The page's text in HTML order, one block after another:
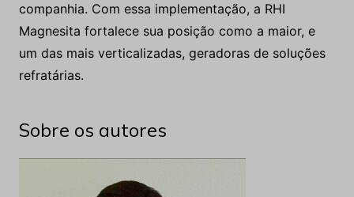
companhia. Com essa implementação, a RHI
Magnesita fortalece sua posição como a maior, e
um das mais verticalizadas, geradoras de soluções
refratárias.
Sobre os autores